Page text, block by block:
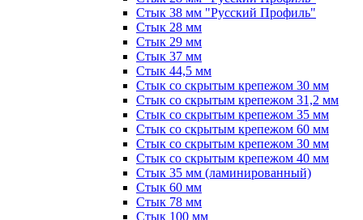
Стык 38 мм "Русский Профиль"
Стык 28 мм
Стык 29 мм
Стык 37 мм
Стык 44,5 мм
Стык со скрытым крепежом 30 мм
Стык со скрытым крепежом 31,2 мм
Стык со скрытым крепежом 35 мм
Стык со скрытым крепежом 60 мм
Стык со скрытым крепежом 30 мм
Стык со скрытым крепежом 40 мм
Стык 35 мм (ламинированный)
Стык 60 мм
Стык 78 мм
Стык 100 мм